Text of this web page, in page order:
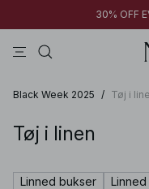
30% OFF
Black Week 2025 / Tøj i
Tøj i linen
Linned bukser